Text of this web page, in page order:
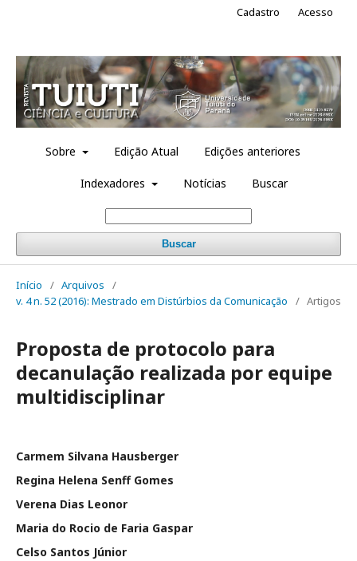
Sobre Edição Atual Edições anteriores
Indexadores Notícias Buscar
Buscar
Cadastro Acesso
Início / Arquivos
/
v. 4 n. 52 (2016): Mestrado em Distúrbios da Comunicação
/ Artigos
Proposta de protocolo para
decanulação realizada por equipe
multidisciplinar
Carmem Silvana Hausberger
Regina Helena Senff Gomes
Verena Dias Leonor
Maria do Rocio de Faria Gaspar
Celso Santos Júnior